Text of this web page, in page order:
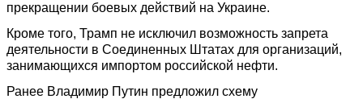
прекращении боевых действий на Украине.
Кроме того, Трамп не исключил возможность запрета
деятельности в Соединенных Штатах для организаций,
занимающихся импортом российской нефти.
Ранее Владимир Путин предложил схему